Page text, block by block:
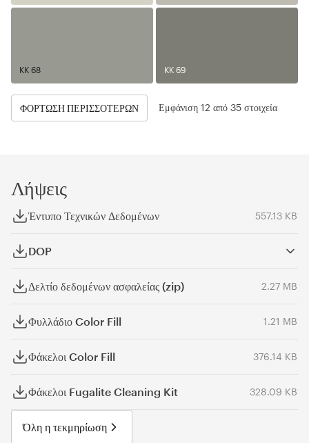
KK 68 KK 69
ΦΌΡΤΩΣΗ ΠΕΡΙΣΣΌΤΕΡΩΝ Εμφάνιση 12 από 35 στοιχεία
Λήψεις
Έντυπο Τεχνικών Δεδομένων 557.13 KB
DOP
Δελτίο δεδομένων ασφαλείας (zip) 2.27 MB
Φυλλάδιο Color Fill 1.21 MB
Φάκελοι Color Fill 376.14 KB
Φάκελοι Fugalite Cleaning Kit 328.09 KB
Όλη η τεκμηρίωση